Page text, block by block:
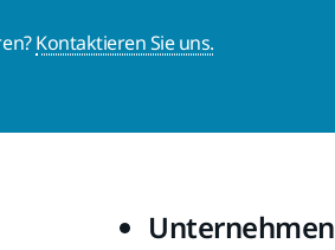
Kontaktieren Sie uns.
Unternehmen